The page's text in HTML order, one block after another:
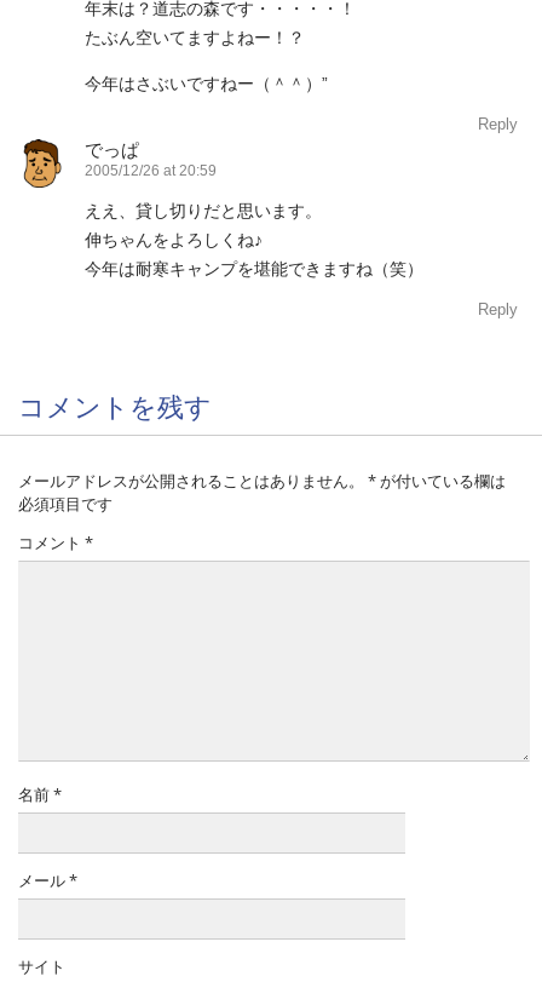
年末は？道志の森です・・・・・！
たぶん空いてますよねー！？
今年はさぶいですねー（＾＾）”
Reply
でっぱ
2005/12/26 at 20:59
ええ、貸し切りだと思います。
伸ちゃんをよろしくね♪
今年は耐寒キャンプを堪能できますね（笑）
Reply
コメントを残す
メールアドレスが公開されることはありません。 *が付いている欄は
必須項目です
コメント *
名前*
メール*
サイト